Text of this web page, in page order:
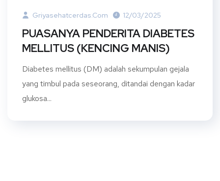
Griyasehatcerdas.com 12/03/2025
PUASANYA PENDERITA DIABETES
MELLITUS (KENCING MANIS)
Diabetes mellitus (DM) adalah sekumpulan gejala
yang timbul pada seseorang, ditandai dengan kadar
glukosa...